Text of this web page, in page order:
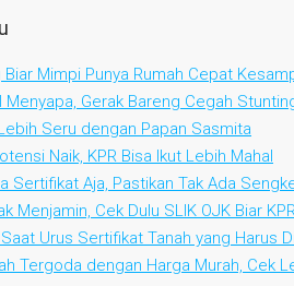
Mimpi Punya Rumah Cepat
Menyapa, Gerak Bareng Cegah
Seru dengan Papan Sasmita
Naik, KPR Bisa Ikut Lebih Mahal
Sertifikat Aja, Pastikan Tak Ada
Menjamin, Cek Dulu SLIK OJK Biar
Urus Sertifikat Tanah yang Harus
Tergoda dengan Harga Murah, Cek